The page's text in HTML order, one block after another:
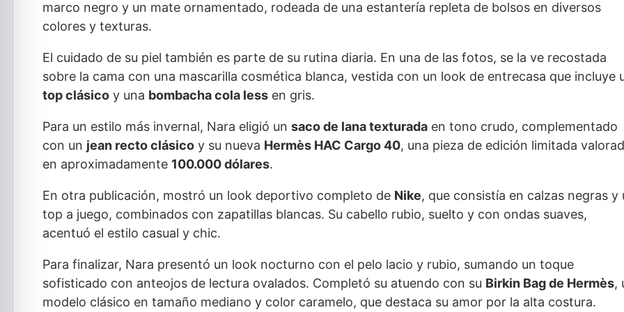
marco negro y un mate ornamentado, rodeada de una estantería repleta de bolsos en diversos
colores y texturas.
El cuidado de su piel también es parte de su rutina diaria. En una de las fotos, se la ve recostada
sobre la cama con una mascarilla cosmética blanca, vestida con un look de entrecasa que incluye
top clásico y una bombacha cola less en gris.
Para un estilo más invernal, Nara eligió un saco de lana texturada en tono crudo, complementado
con un jean recto clásico y su nueva Hermès HAC Cargo 40, una pieza de edición limitada
en aproximadamente 100.000 dólares.
En otra publicación, mostró un look deportivo completo de Nike, que consistía en calzas negras y
top a juego, combinados con zapatillas blancas. Su cabello rubio, suelto y con ondas suaves,
acentuó el estilo casual y chic.
Para finalizar, Nara presentó un look nocturno con el pelo lacio y rubio, sumando un toque
sofisticado con anteojos de lectura ovalados. Completó su atuendo con su Birkin Bag de Hermès,
modelo clásico en tamaño mediano y color caramelo, que destaca su amor por la alta costura.